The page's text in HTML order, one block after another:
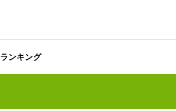
ランキング